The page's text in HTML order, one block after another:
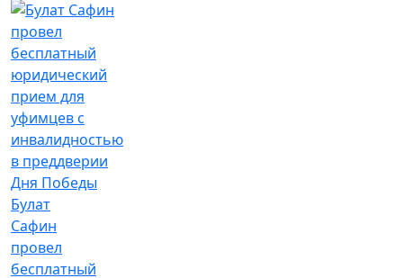
Булат
Сафин
провел
бесплатный